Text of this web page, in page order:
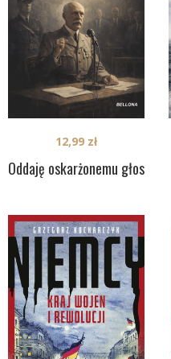
Oddaję oskarżonemu głos
12,99 zł